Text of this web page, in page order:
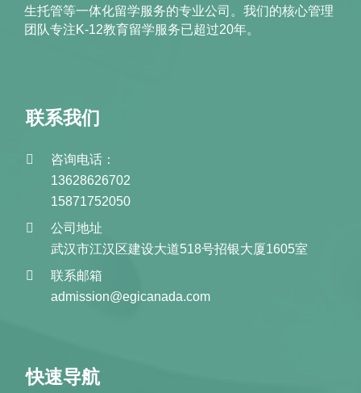
生托管等一体化留学服务的专业公司。我们的核心管理
团队专注K-12教育留学服务已超过20年。
联系我们
咨询电话：
13628626702
15871752050
公司地址
武汉市江汉区建设大道518号招银大厦1605室
联系邮箱
admission@egicanada.com
快速导航